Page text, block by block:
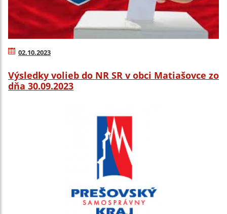
02.10.2023
Výsledky volieb do NR SR v obci Matiašovce zo
dňa 30.09.2023